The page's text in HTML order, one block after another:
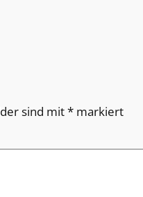
sind mit* markiert